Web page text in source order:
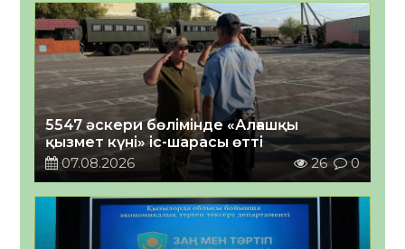
5547 әскери бөлімінде «Алғашқы
қызмет күні» іс-шарасы өтті
07.08.2026
26 0